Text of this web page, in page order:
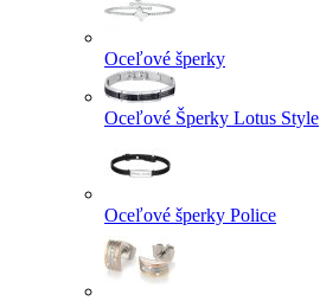
Oceľové šperky
Oceľové Šperky Lotus Style
Oceľové šperky Police